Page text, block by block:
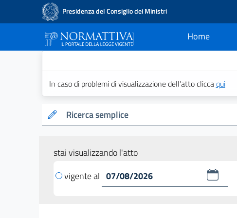
Presidenza del Consiglio dei Ministri
Home
current
In caso di problemi di visualizzazione dell’atto cliccaqui
Ricerca semplice
stai visualizzando l'atto
vigente al